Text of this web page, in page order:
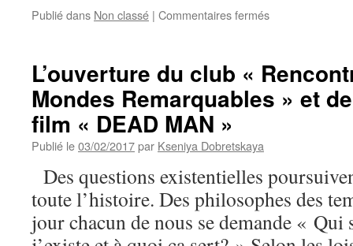
Publié dans Non classé | Commentaires ferméssur
“Rencontre
Avec
Les
L’ouverture du club «
Mondes Remarquables » et
film « DEAD MAN »
Publié le03/02/2017par Kseniya Dobretskaya
Des questions existentielles
toute l’histoire. Des philosophes des
jour chacun de nous se demande «